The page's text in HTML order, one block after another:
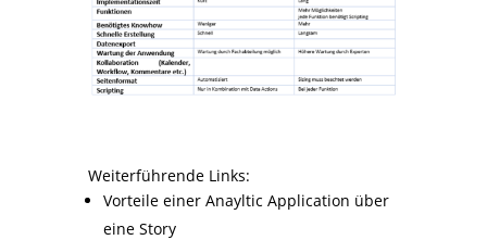
Weiterführende Links:
Vorteile einer Anayltic Application über
eine Story